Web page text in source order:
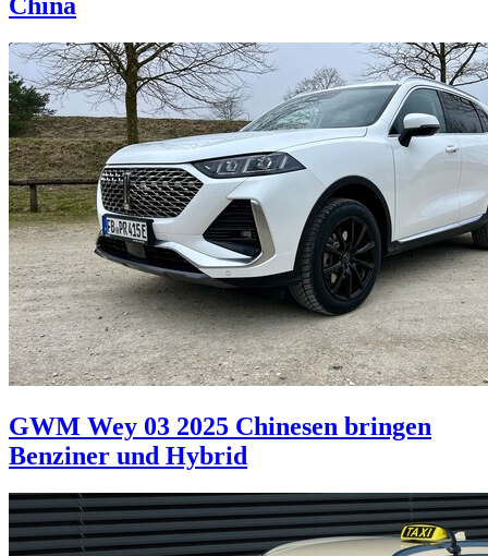
China
GWM Wey 03 2025 Chinesen bringen
Benziner und Hybrid